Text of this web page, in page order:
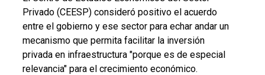
Privado (CEESP) consideró positivo el acuerdo
entre el gobierno y ese sector para echar andar un
mecanismo que permita facilitar la inversión
privada en infraestructura "porque es de especial
relevancia" para el crecimiento económico.